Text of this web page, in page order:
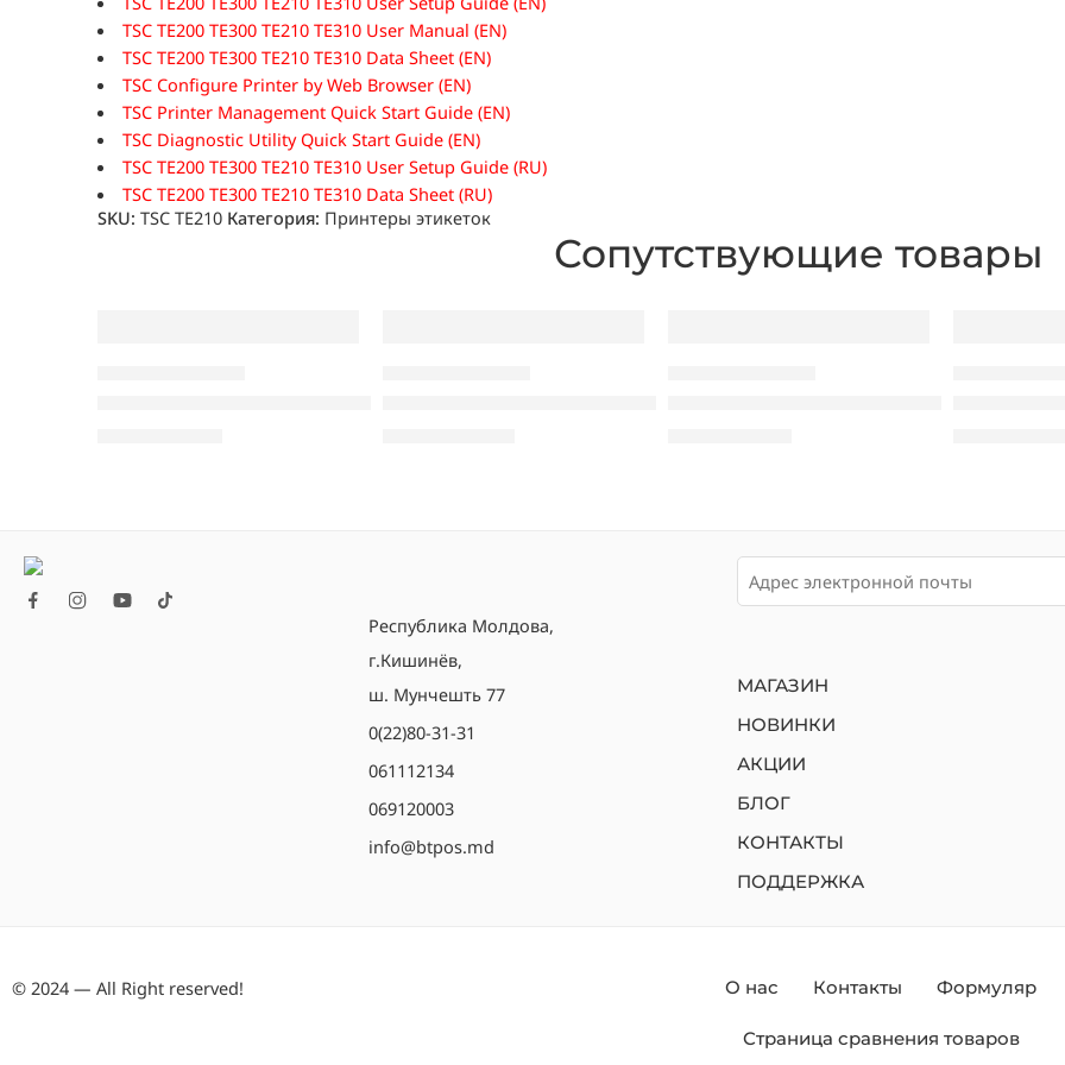
TSC TE200 TE300 TE210 TE310 User Manual (EN)
TSC TE200 TE300 TE210 TE310 Data Sheet (EN)
TSC Configure Printer by Web Browser (EN)
TSC Printer Management Quick Start Guide (EN)
TSC Diagnostic Utility Quick Start Guide (EN)
TSC TE200 TE300 TE210 TE310 User Setup Guide (RU)
TSC TE200 TE300 TE210 TE310 Data Sheet (RU)
SKU: TSC TE210 Категория: Принтеры этикеток
Сопутствующие товары
Республика Молдова,
г.Кишинёв,
ш. Мунчешть 77
0(22)80-31-31
061112134
069120003
info@btpos.md
МАГАЗИН
НОВИНКИ
АКЦИИ
БЛОГ
КОНТАКТЫ
ПОДДЕРЖКА
© 2024 — All Right reserved! О нас Контакты Формуляр
Страница сравнения товаров